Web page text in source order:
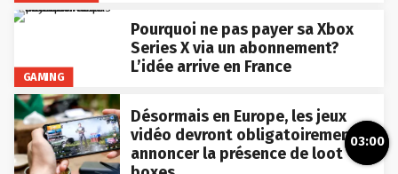
GAMING
Pourquoi ne pas payer sa Xbox
Series X via un abonnement?
L’idée arrive en France
Désormais en Europe, les jeux
vidéo devront obligatoirement
annoncer la présence de loot
03:00